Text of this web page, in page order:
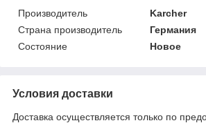
Производитель
Karcher
Страна производитель
Германия
Состояние
Новое
Условия доставки
Доставка осуществляется только по